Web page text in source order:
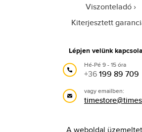
Viszonteladó
Kiterjesztett
Lépjen velünk
Hé-Pé 9 - 15 óra
+36199 89 709
vagy emailben: